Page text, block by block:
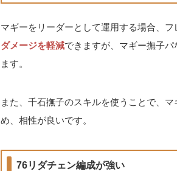
マギーをリーダーとして運用する場合、フ
ダメージを軽減できますが、マギー撫子
ます。
また、千石撫子のスキルを使うことで、
め、相性が良いです。
76リダチェン編成が強い